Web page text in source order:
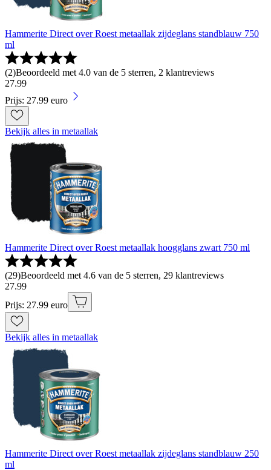
Hammerite Direct over Roest metaallak zijdeglans standblauw 750
ml
(2)Beoordeeld met 4.0 van de 5 sterren, 2 klantreviews
27.99
Prijs: 27.99 euro
Bekijk alles in metaallak
Hammerite Direct over Roest metaallak hoogglans zwart 750 ml
(29)Beoordeeld met 4.6 van de 5 sterren, 29 klantreviews
27.99
Prijs: 27.99 euro
Bekijk alles in metaallak
Hammerite Direct over Roest metaallak zijdeglans standblauw 250
ml